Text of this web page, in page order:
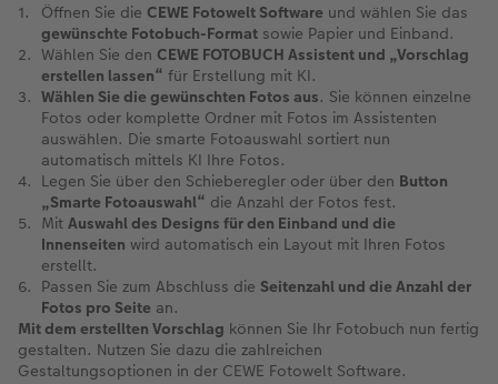
Öffnen Sie die CEWE Fotowelt Software und wählen Sie das
gewünschte Fotobuch-Format sowie Papier und Einband.
Wählen Sie den CEWE FOTOBUCH Assistent und „Vorschlag
erstellen lassen“ für Erstellung mit KI.
Wählen Sie die gewünschten Fotos aus. Sie können einzelne
Fotos oder komplette Ordner mit Fotos im Assistenten
auswählen. Die smarte Fotoauswahl sortiert nun
automatisch mittels KI Ihre Fotos.
Legen Sie über den Schieberegler oder über den Button
„Smarte Fotoauswahl“ die Anzahl der Fotos fest.
Mit Auswahl des Designs für den Einband und die
Innenseiten wird automatisch ein Layout mit Ihren Fotos
erstellt.
Passen Sie zum Abschluss die Seitenzahl und die Anzahl der
Fotos pro Seite an.
Mit dem erstellten Vorschlag können Sie Ihr Fotobuch nun fertig
gestalten. Nutzen Sie dazu die zahlreichen
Gestaltungsoptionen in der CEWE Fotowelt Software.